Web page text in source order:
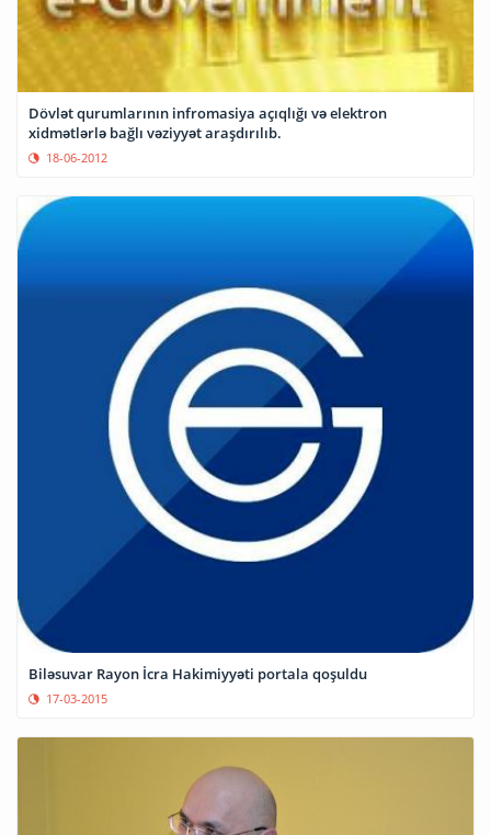
Dövlət qurumlarının infromasiya açıqlığı və elektron
xidmətlərlə bağlı vəziyyət araşdırılıb.
18-06-2012
Biləsuvar Rayon İcra Hakimiyyəti portala qoşuldu
17-03-2015